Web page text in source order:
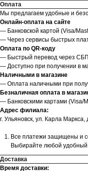
Оплата
Мы предлагаем удобные и
Онлайн-оплата на сайте
— Банковской картой (Visa/
— Через сервисы быстрых
Оплата по QR-коду
— Быстрый перевод через
— Доступно при получении в
Наличными в магазине
— Оплата наличными при
Безналичная оплата в
— Банковскими картами (Visa/
Адрес филиала:
г. Ульяновск, ул. Карла Маркса,
Все платежи защищены и
Выбирайте любой удобный
Доставка
Время доставки: